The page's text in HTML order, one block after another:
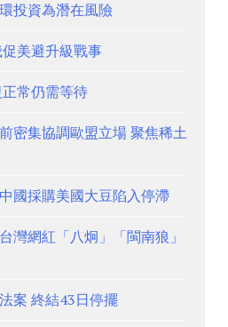
投資為潛在風險
美避升級戰事
常仍需等待
密集協調歐盟立場 聚焦稀土
國採購美國大豆陷入停滯
灣網紅「八炯」「閩南狼」
案 終結43日停擺